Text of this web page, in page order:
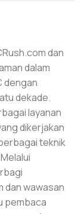
dan
dalam
dengan
dekade.
layanan
dikerjakan
teknik
dan wawasan
pembaca